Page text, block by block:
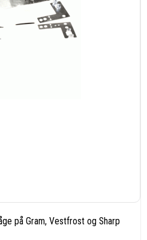
på Gram, Vestfrost og Sharp